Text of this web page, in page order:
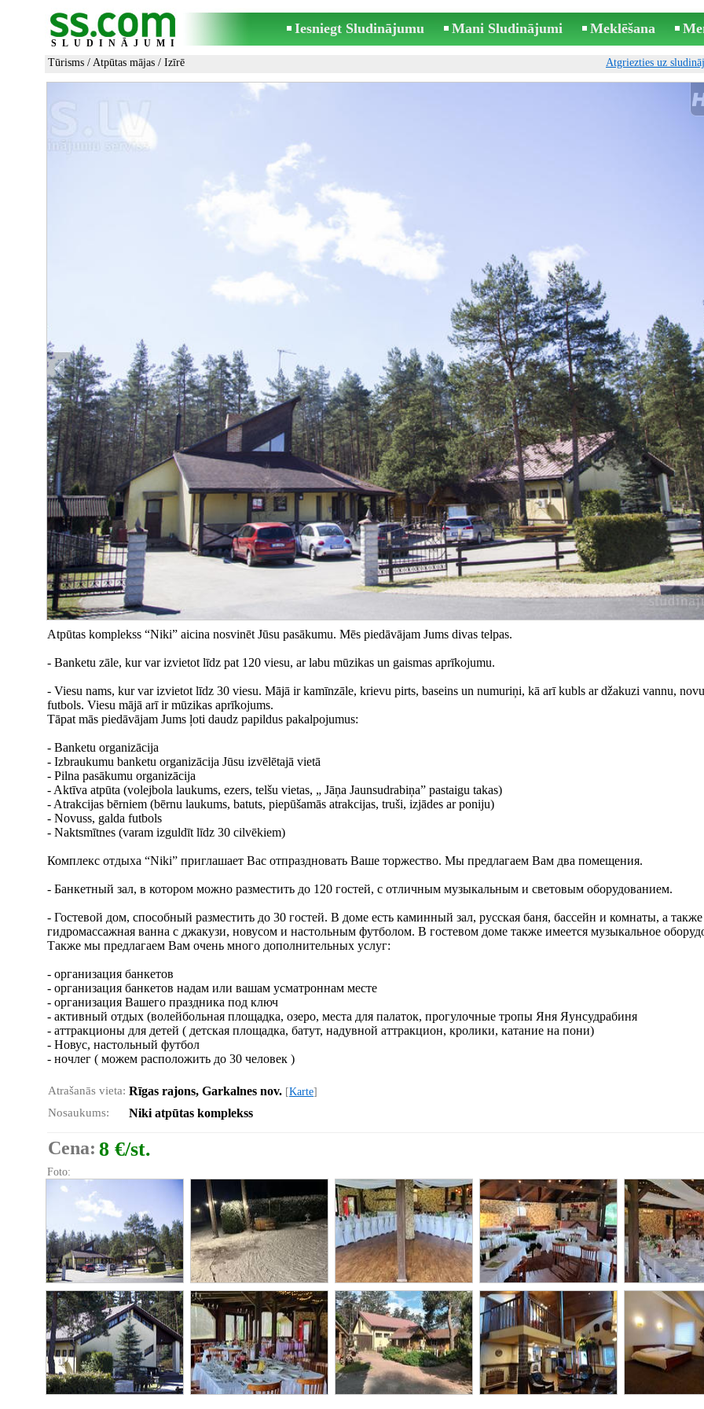
SLUDINĀJUMI
Iesniegt Sludinājumu Mani Sludinājumi Meklēšana
Tūrisms / Atpūtas mājas / Izīrē Atgriezties uz
Atpūtas komplekss “Niki” aicina nosvinēt Jūsu pasākumu. Mēs piedāvājam Jums divas telpas.
- Banketu zāle, kur var izvietot līdz pat 120 viesu, ar labu mūzikas un gaismas aprīkojumu.
- Viesu nams, kur var izvietot līdz 30 viesu. Mājā ir kamīnzāle, krievu pirts, baseins un numuriņi, kā arī kubls ar džakuzi vannu,
futbols. Viesu mājā arī ir mūzikas aprīkojums.
Tāpat mās piedāvājam Jums ļoti daudz papildus pakalpojumus:
- Banketu organizācija
- Izbraukumu banketu organizācija Jūsu izvēlētajā vietā
- Pilna pasākumu organizācija
- Aktīva atpūta (volejbola laukums, ezers, telšu vietas, „ Jāņa Jaunsudrabiņa” pastaigu takas)
- Atrakcijas bērniem (bērnu laukums, batuts, piepūšamās atrakcijas, truši, izjādes ar poniju)
- Novuss, galda futbols
- Naktsmītnes (varam izguldīt līdz 30 cilvēkiem)
Комплекс отдыха “Niki” приглашает Вас отпраздновать Ваше торжество. Мы предлагаем Вам два помещения.
- Банкетный зал, в котором можно разместить до 120 гостей, с отличным музыкальным и световым оборудованием.
- Гостевой дом, способный разместить до 30 гостей. В доме есть каминный зал, русская баня, бассейн и комнаты, а также
гидромассажная ванна с джакузи, новусом и настольным футболом. В гостевом доме также имеется музыкальное
Также мы предлагаем Вам очень много дополнительных услуг:
- организация банкетов
- организация банкетов надам или вашам усматроннам месте
- организация Вашего праздника под ключ
- aктивный отдых (волейбольная площадка, озеро, места для палаток, прогулочные тропы Яня Яунсудрабиня
- аттракционы для детей ( детская площадка, батут, надувной аттракцион, кролики, катание на пони)
- Новус, настольный футбол
- ночлег ( можем расположить до 30 человек )
Atrašanās vieta: Rīgas rajons, Garkalnes nov. [Karte]
Nosaukums: Niki atpūtas komplekss
Cena: 8 €/st.
Foto: